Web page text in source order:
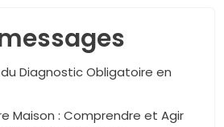
Diagnostic Obligatoire en
Maison : Comprendre et Agir